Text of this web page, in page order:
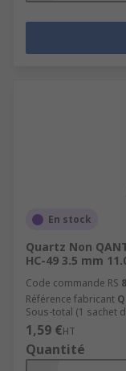
En stock
Quartz Non
HC-49 3.5 mm
Code commande RS
Référence fabricant
Sous-total (1 sachet
1,59 €HT
Quantité